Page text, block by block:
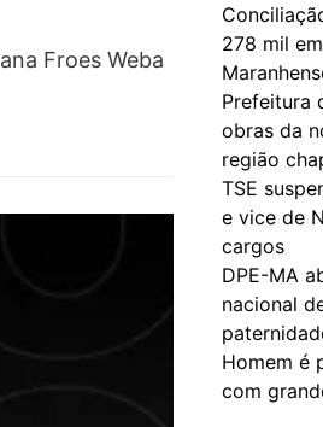
Froes Weba
278 mil
Prefeitura
obras da
região
TSE
e vice de
cargos
DPE-MA
nacional
Homem é
com